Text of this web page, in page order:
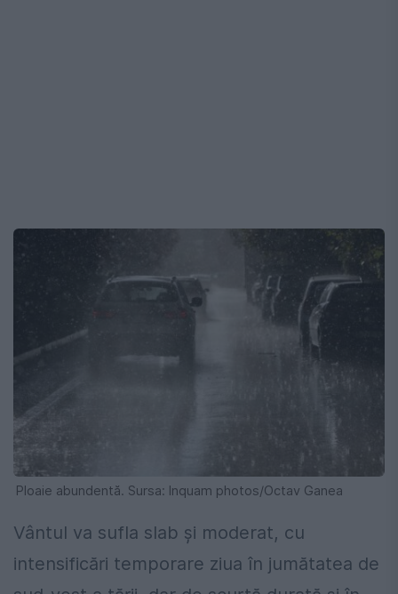
Ploaie abundentă. Sursa: Inquam photos/Octav Ganea
Vântul va sufla slab şi moderat, cu
intensificări temporare ziua în jumătatea de